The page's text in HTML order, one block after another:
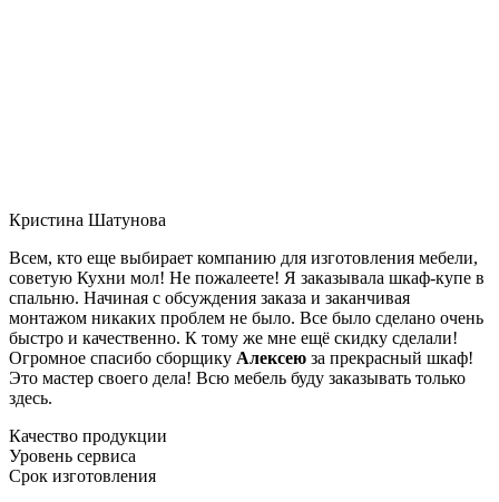
Кристина Шатунова
Всем, кто еще выбирает компанию для изготовления мебели,
советую Кухни мол! Не пожалеете! Я заказывала шкаф-купе в
спальню. Начиная с обсуждения заказа и заканчивая
монтажом никаких проблем не было. Все было сделано очень
быстро и качественно. К тому же мне ещё скидку сделали!
Огромное спасибо сборщику Алексею за прекрасный шкаф!
Это мастер своего дела! Всю мебель буду заказывать только
здесь.
Качество продукции
Уровень сервиса
Срок изготовления